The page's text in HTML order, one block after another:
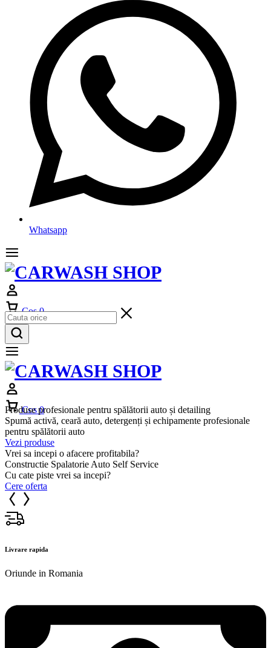
Whatsapp
Cos 0
Cos 0
Produse profesionale pentru spălătorii auto și detailing
Spumă activă, ceară auto, detergenți și echipamente profesionale
pentru spălătorii auto
Vezi produse
Vrei sa incepi o afacere profitabila?
Constructie Spalatorie Auto Self Service
Cu cate piste vrei sa incepi?
Cere oferta
Livrare rapida
Oriunde in Romania